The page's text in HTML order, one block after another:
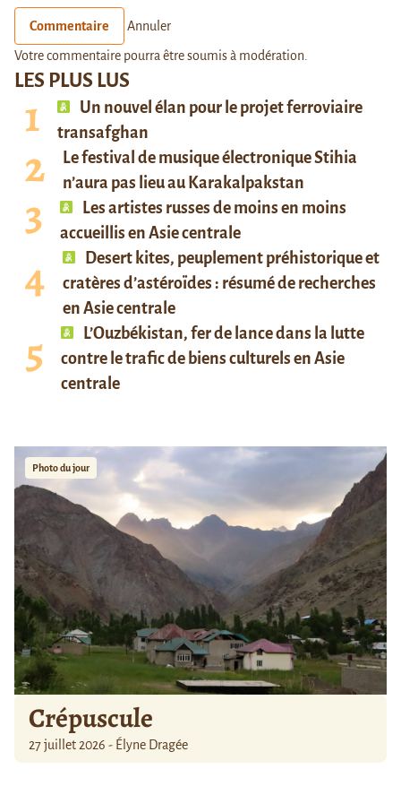
LES PLUS LUS
Un nouvel élan pour le projet ferroviaire
transafghan
Le festival de musique électronique Stihia
n’aura pas lieu au Karakalpakstan
Les artistes russes de moins en moins
accueillis en Asie centrale
Desert kites, peuplement préhistorique et
cratères d’astéroïdes : résumé de recherches
en Asie centrale
L’Ouzbékistan, fer de lance dans la lutte
contre le trafic de biens culturels en Asie
centrale
Photo du jour
Crépuscule
27 juillet 2026 - Élyne Dragée
Commentaire Annuler
Votre commentaire pourra être soumis à modération.